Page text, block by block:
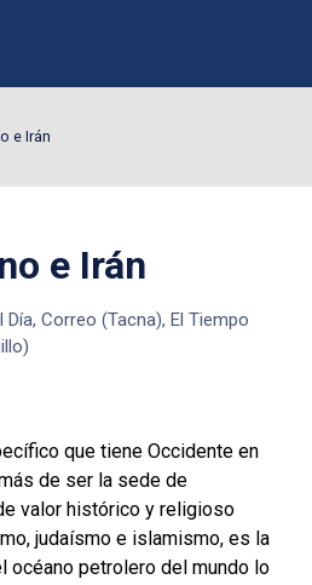
e Irán
e Irán
Día, Correo (Tacna), El Tiempo
que tiene Occidente en
de ser la sede de
valor histórico y religioso
judaísmo e islamismo, es la
océano petrolero del mundo lo